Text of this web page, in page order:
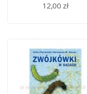
12,00 zł